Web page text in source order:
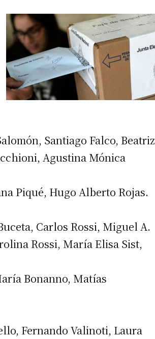
Santiago Falco, Beatriz
Agustina Mónica
Piqué, Hugo Alberto Rojas.
Carlos Rossi, Miguel A.
Rossi, María Elisa Sist,
Bonanno, Matías
Fernando Valinoti, Laura